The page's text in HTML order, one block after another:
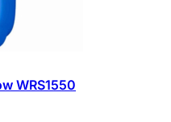
WRS1550